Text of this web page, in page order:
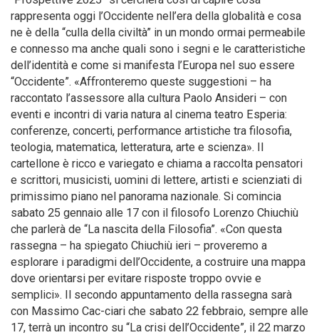
rappresenta oggi l’Occidente nell’era della globalità e cosa
ne è della “culla della civiltà” in un mondo ormai permeabile
e connesso ma anche quali sono i segni e le caratteristiche
dell’identità e come si manifesta l’Europa nel suo essere
“Occidente”. «Affronteremo queste suggestioni – ha
raccontato l’assessore alla cultura Paolo Ansideri – con
eventi e incontri di varia natura al cinema teatro Esperia:
conferenze, concerti, performance artistiche tra filosofia,
teologia, matematica, letteratura, arte e scienza». Il
cartellone è ricco e variegato e chiama a raccolta pensatori
e scrittori, musicisti, uomini di lettere, artisti e scienziati di
primissimo piano nel panorama nazionale. Si comincia
sabato 25 gennaio alle 17 con il filosofo Lorenzo Chiuchiù
che parlerà de “La nascita della Filosofia”. «Con questa
rassegna – ha spiegato Chiuchiù ieri – proveremo a
esplorare i paradigmi dell’Occidente, a costruire una mappa
dove orientarsi per evitare risposte troppo ovvie e
semplici». Il secondo appuntamento della rassegna sarà
con Massimo Cac-ciari che sabato 22 febbraio, sempre alle
17, terrà un incontro su “La crisi dell’Occidente”, il 22 marzo